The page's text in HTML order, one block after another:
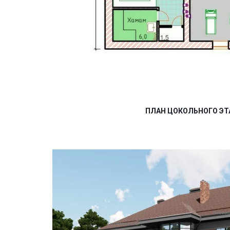
ПЛАН ЦОКОЛЬНОГО